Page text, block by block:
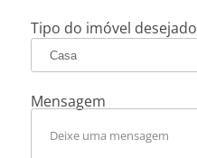
Tipo do imóvel desejado
Mensagem